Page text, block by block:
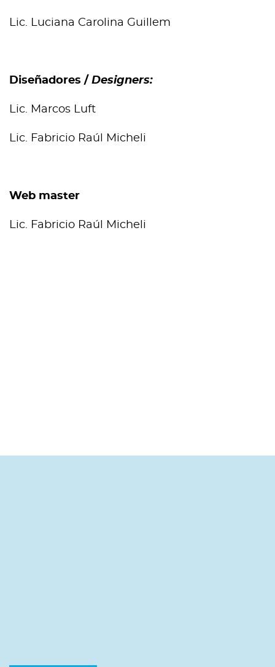
Lic. Luciana Carolina Guillem
Diseñadores / Designers:
Lic. Marcos Luft
Lic. Fabricio Raúl Micheli
Web master
Lic. Fabricio Raúl Micheli